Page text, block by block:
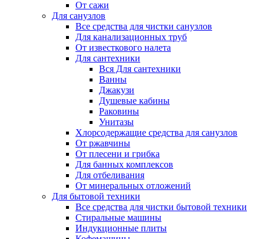
От сажи
Для санузлов
Все средства для чистки санузлов
Для канализационных труб
От известкового налета
Для сантехники
Вся Для сантехники
Ванны
Джакузи
Душевые кабины
Раковины
Унитазы
Хлорсодержащие средства для санузлов
От ржавчины
От плесени и грибка
Для банных комплексов
Для отбеливания
От минеральных отложений
Для бытовой техники
Все средства для чистки бытовой техники
Стиральные машины
Индукционные плиты